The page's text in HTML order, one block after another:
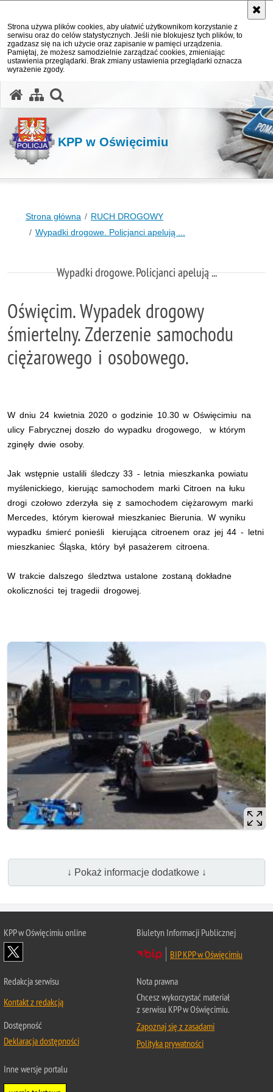
Strona używa plików cookies, aby ułatwić użytkownikom korzystanie z
serwisu oraz do celów statystycznych. Jeśli nie blokujesz tych plików, to
zgadzasz się na ich użycie oraz zapisanie w pamięci urządzenia.
Pamiętaj, że możesz samodzielnie zarządzać cookies, zmieniając
ustawienia przeglądarki. Brak zmiany ustawienia przeglądarki oznacza
wyrażenie zgody.
KPP w Oświęcimiu
Strona główna
RUCH DROGOWY
Wypadki drogowe. Policjanci apelują ...
Wypadki drogowe. Policjanci apelują ...
Oświęcim. Wypadek drogowy
śmiertelny. Zderzenie samochodu
ciężarowego i osobowego.
W dniu 24 kwietnia 2020 o godzinie 10.30 w Oświęcimiu na
ulicy Fabrycznej doszło do wypadku drogowego, w którym
zginęły dwie osoby.
Jak wstępnie ustalili śledczy 33 - letnia mieszkanka powiatu
myślenickiego, kierując samochodem marki Citroen na łuku
drogi czołowo zderzyła się z samochodem ciężarowym marki
Mercedes, którym kierował mieszkaniec Bierunia. W wyniku
wypadku śmierć ponieśli kierująca citroenem oraz jej 44 - letni
mieszkaniec Śląska, który był pasażerem citroena.
W trakcie dalszego śledztwa ustalone zostaną dokładne
okoliczności tej tragedii drogowej.
↓ Pokaż informacje dodatkowe ↓
KPP w Oświęcimiu online
Biuletyn Informacji Publicznej
BIP KPP w Oświęcimiu
Redakcja serwisu
Kontakt z redakcją
Dostępność
Deklaracja dostępności
Nota prawna
Chcesz wykorzystać materiał
z serwisu KPP w Oświęcimiu.
Zapoznaj się z zasadami
Polityka prywatności
Inne wersje portalu